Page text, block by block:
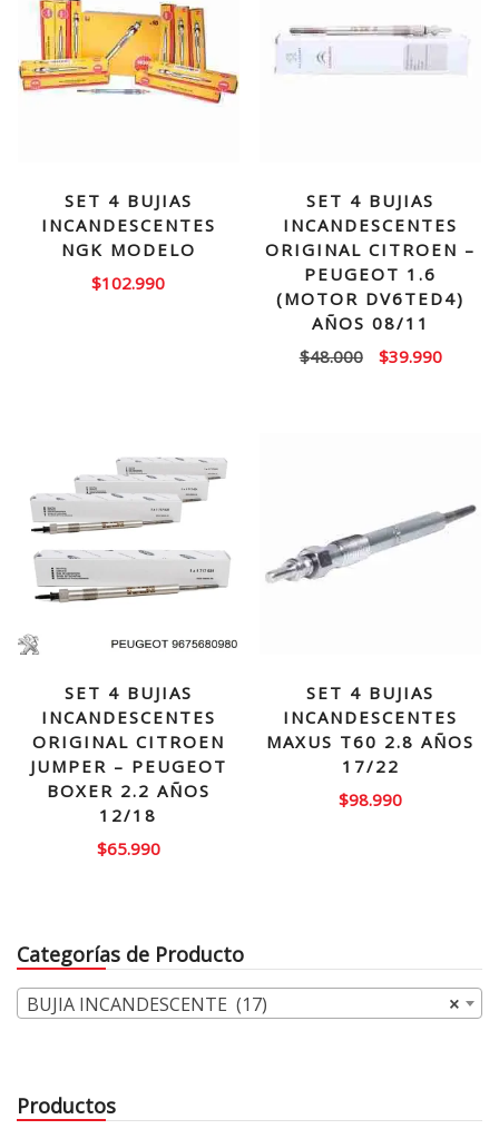
SET 4 BUJIAS
INCANDESCENTES
NGK MODELO
$102.990
SET 4 BUJIAS
INCANDESCENTES
ORIGINAL CITROEN –
PEUGEOT 1.6
(MOTOR DV6TED4)
AÑOS 08/11
$48.000
El
$39.990El
SET 4 BUJIAS
INCANDESCENTES
ORIGINAL CITROEN
JUMPER – PEUGEOT
BOXER 2.2 AÑOS
12/18
$65.990
SET 4 BUJIAS
INCANDESCENTES
MAXUS T60 2.8 AÑOS
17/22
$98.990
Categorías de Producto
×
BUJIA INCANDESCENTE (17)
Productos